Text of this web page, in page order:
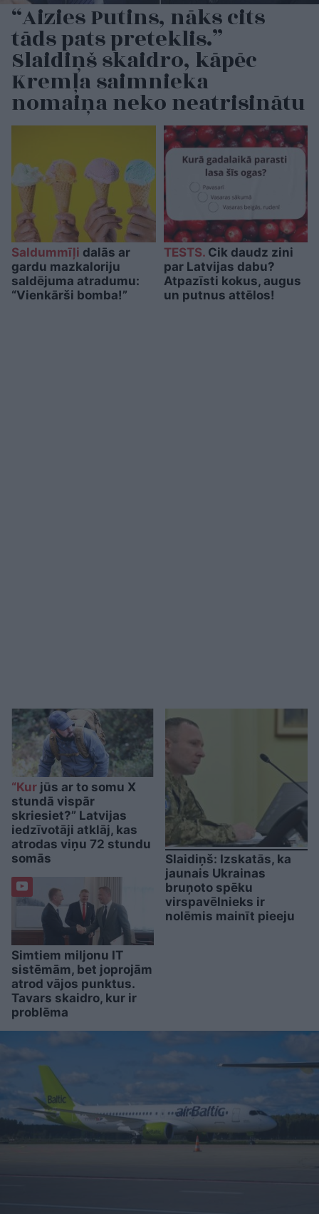
“Aizies Putins, nāks cits
tāds pats preteklis.”
Slaidiņš skaidro, kāpēc
Kremļa saimnieka
nomaiņa neko neatrisinātu
Saldummīļi dalās ar
gardu mazkaloriju
saldējuma atradumu:
“Vienkārši bomba!”
TESTS.Cik daudz zini
par Latvijas dabu?
Atpazīsti kokus, augus
un putnus attēlos!
“Kur jūs ar to somu X
stundā vispār
skriesiet?” Latvijas
iedzīvotāji atklāj, kas
atrodas viņu 72 stundu
somās
Simtiem miljonu IT
sistēmām, bet joprojām
atrod vājos punktus.
Tavars skaidro, kur ir
problēma
Slaidiņš: Izskatās, ka
jaunais Ukrainas
bruņoto spēku
virspavēlnieks ir
nolēmis mainīt pieeju